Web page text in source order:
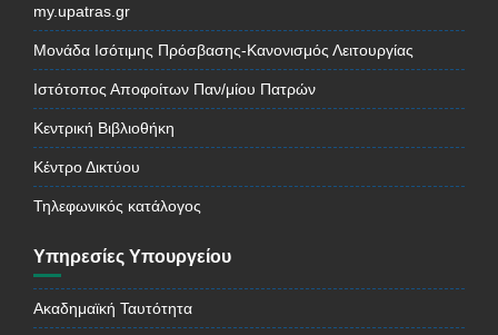
my.upatras.gr
Μονάδα Ισότιμης Πρόσβασης-Κανονισμός Λειτουργίας
Ιστότοπος Αποφοίτων Παν/μίου Πατρών
Κεντρική Βιβλιοθήκη
Κέντρο Δικτύου
Τηλεφωνικός κατάλογος
Υπηρεσίες Υπουργείου
Ακαδημαϊκή Ταυτότητα